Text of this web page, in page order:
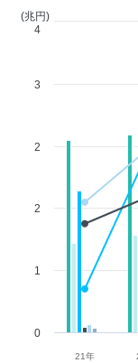
21年
0
1
2
2
3
(兆円)
4